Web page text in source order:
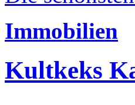
Immobilien
Kultkeks